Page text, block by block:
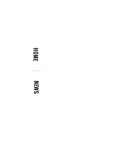
HOME
NEWS